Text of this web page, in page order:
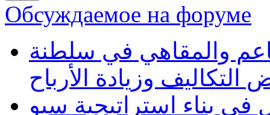
Обсуждаемое на форуме
والمقاهي في سلطنة
وزيادة الأرباح
بناء استراتيجية سيو